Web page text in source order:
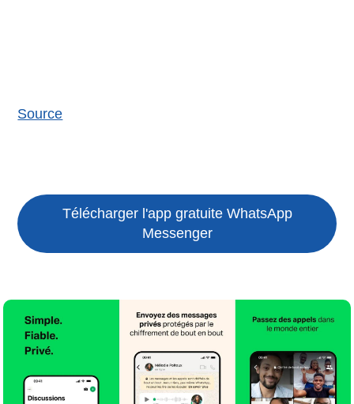
Source
Télécharger l'app gratuite WhatsApp
Messenger